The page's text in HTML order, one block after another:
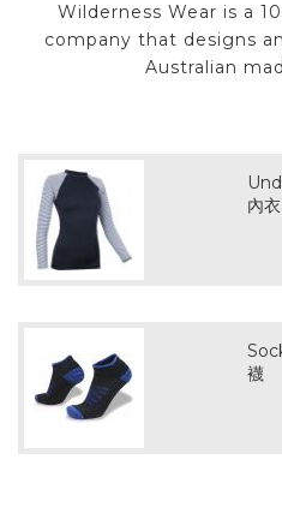
Wilderness Wear is a
company that designs
Australian
內衣
襪